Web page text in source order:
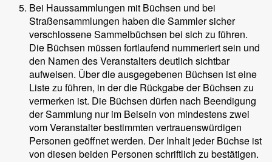
Bei Haussammlungen mit Büchsen und bei
Straßensammlungen haben die Sammler sicher
verschlossene Sammelbüchsen bei sich zu führen.
Die Büchsen müssen fortlaufend nummeriert sein und
den Namen des Veranstalters deutlich sichtbar
aufweisen. Über die ausgegebenen Büchsen ist eine
Liste zu führen, in der die Rückgabe der Büchsen zu
vermerken ist. Die Büchsen dürfen nach Beendigung
der Sammlung nur im Beisein von mindestens zwei
vom Veranstalter bestimmten vertrauenswürdigen
Personen geöffnet werden. Der Inhalt jeder Büchse ist
von diesen beiden Personen schriftlich zu bestätigen.